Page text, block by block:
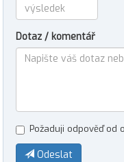
Dotaz / komentář
Požaduji odpověď od
Odeslat